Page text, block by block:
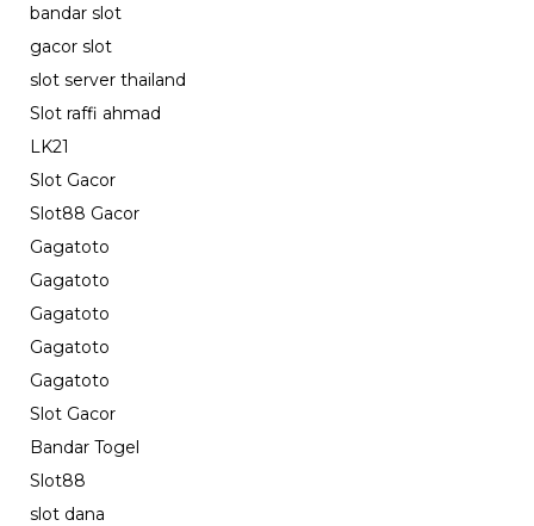
bandar slot
gacor slot
slot server thailand
Slot raffi ahmad
LK21
Slot Gacor
Slot88 Gacor
Gagatoto
Gagatoto
Gagatoto
Gagatoto
Gagatoto
Slot Gacor
Bandar Togel
Slot88
slot dana